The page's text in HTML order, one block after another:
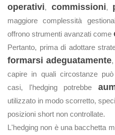
operativi, commissioni,
maggiore complessità
offrono strumenti avanzati come
Pertanto, prima di adottare
formarsi adeguatamente
capire in quali circostanze
casi, l'hedging potrebbe
utilizzato in modo scorretto,
posizioni short non controllate.
L'hedging non è una bacchetta